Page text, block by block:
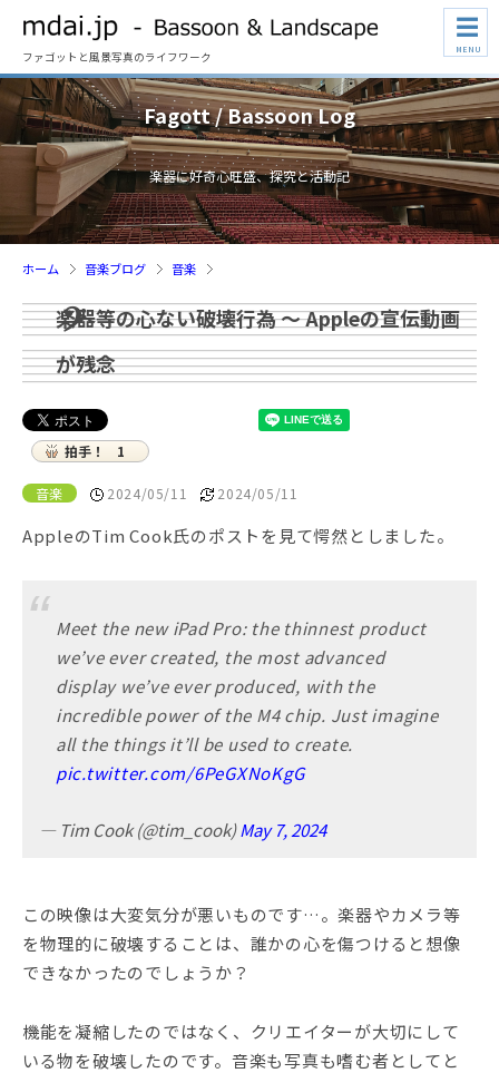
ファゴットと風景写真のライフワーク
☰
MENU
Fagott / Bassoon Log
楽器に好奇心旺盛、探究と活動記
ホーム 音楽ブログ 音楽
楽器等の心ない破壊行為 ～ Appleの宣伝動画
が残念
拍手！ 1
音楽 2024/05/11 2024/05/11
AppleのTim Cook氏のポストを見て愕然としました。
Meet the new iPad Pro: the thinnest product
we’ve ever created, the most advanced
display we’ve ever produced, with the
incredible power of the M4 chip. Just imagine
all the things it’ll be used to create.
pic.twitter.com/6PeGXNoKgG
— Tim Cook (@tim_cook)May 7, 2024
この映像は大変気分が悪いものです…。楽器やカメラ等
を物理的に破壊することは、誰かの心を傷つけると想像
できなかったのでしょうか？
機能を凝縮したのではなく、クリエイターが大切にして
いる物を破壊したのです。音楽も写真も嗜む者としてと